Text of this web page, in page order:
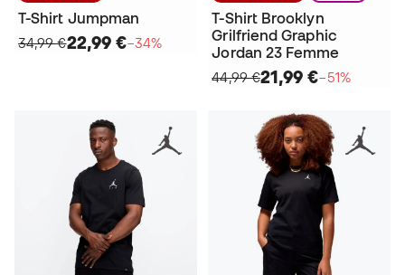
T-Shirt Jumpman
34,99 €22,99 €−34%
T-Shirt Brooklyn
Grilfriend Graphic
Jordan 23 Femme
44,99 €21,99 €−51%